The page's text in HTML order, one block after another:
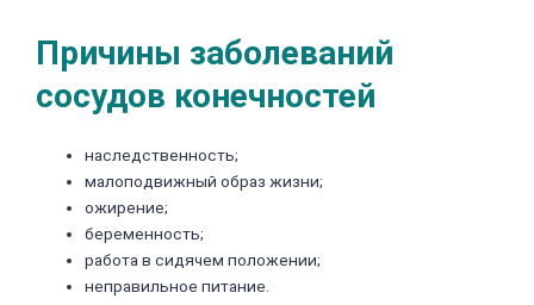
Причины заболеваний
сосудов конечностей
наследственность;
малоподвижный образ жизни;
ожирение;
беременность;
работа в сидячем положении;
неправильное питание.